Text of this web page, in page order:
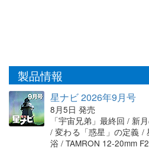
製品情報
星ナビ 2026年9月号
8月5日 発売
「宇宙兄弟」最終回 / 新
/ 変わる「惑星」の定義 /
浴 / TAMRON 12-20mm